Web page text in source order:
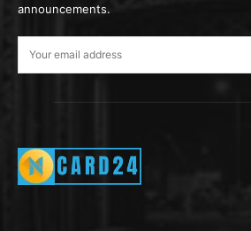
announcements.